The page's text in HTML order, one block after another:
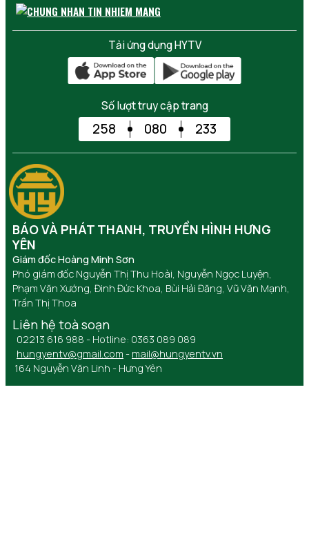
Tải ứng dụng HYTV
Số lượt truy cập trang
258 080 233
BÁO VÀ PHÁT THANH, TRUYỀN HÌNH HƯNG
YÊN
Giám đốc Hoàng Minh Sơn
Phó giám đốc Nguyễn Thị Thu Hoài, Nguyễn Ngọc Luyện,
Phạm Văn Xướng, Đinh Đức Khoa, Bùi Hải Đăng, Vũ Văn Mạnh,
Trần Thị Thoa
Liên hệ toà soạn
02213 616 988 - Hotline: 0363 089 089
hungyentv@gmail.com - mail@hungyentv.vn
164 Nguyễn Văn Linh - Hưng Yên